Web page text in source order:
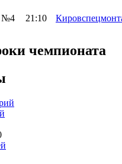
№4 21:10
чемпионата